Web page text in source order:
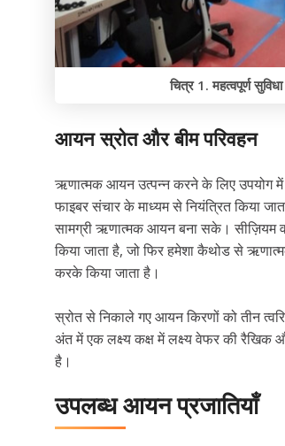
चित्र 1. महत्वपूर्ण सुविधा
आयन स्रोत और बीम परिवहन
ऋणात्मक आयन उत्पन्न करने के लिए उपयोग में
फाइबर संचार के माध्यम से नियंत्रित किया
सामग्री ऋणात्मक आयन बना सके। सीज़ियम
किया जाता है, जो फिर हमेशा कैथोड से
करके किया जाता है।
स्रोत से निकाले गए आयन किरणों को तीन
अंत में एक लक्ष्य कक्ष में लक्ष्य वेफर की रैखिक
है।
उपलब्ध आयन प्रजातियाँ